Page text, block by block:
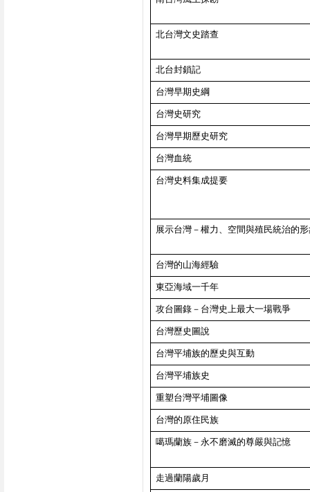
北台灣文史踏查
北台封鎖記
台灣早期史綱
台灣史研究
台灣早期歷史研究
台灣血統
台灣史料集成提要
展示台灣－權力、空間與殖民統治的
台灣的山海經驗
東亞海域一千年
攻台圖錄－台灣史上最大一場戰爭
台灣歷史圖說
台灣平埔族的歷史與互動
台灣平埔族史
重塑台灣平埔圖像
台灣的原住民族
噶瑪蘭族－永不磨滅的尊嚴與記憶
走過蘭陽歲月